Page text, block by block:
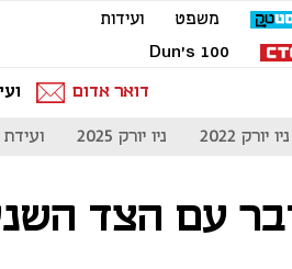
משפט
ועידות
Dun's 100
דואר אדום
ניו יורק 2022 ניו יורק 2025 ועידת
עם הצד